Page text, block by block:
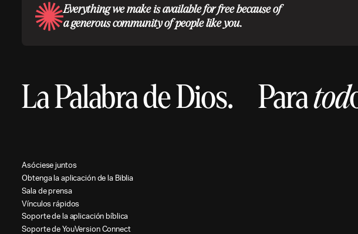
Everything we make is available for free because of
a generous community of people like you.
La Palabra de Dios. Paratod
Asóciesejuntos
Obtengalaaplicacióndela Biblia
Saladeprensa
Vínculosrápidos
Soportedelaaplicaciónbíblica
SoportedeYouVersionConnect